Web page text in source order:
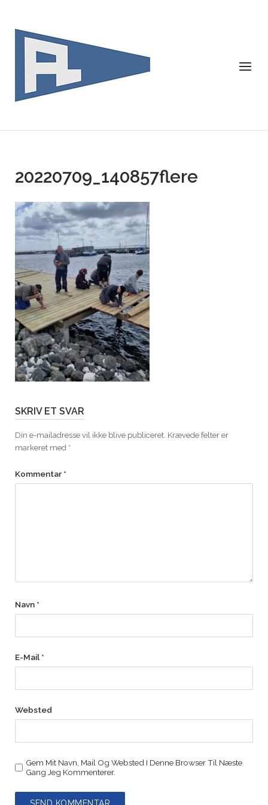
content
Menu
20220709_140857flere
SKRIV ET SVAR
Din e-mailadresse vil ikke blive publiceret. Krævede felter er
markeret med *
Kommentar *
Navn *
E-Mail *
Websted
Gem Mit Navn, Mail Og Websted I Denne Browser Til Næste
Gang Jeg Kommenterer.